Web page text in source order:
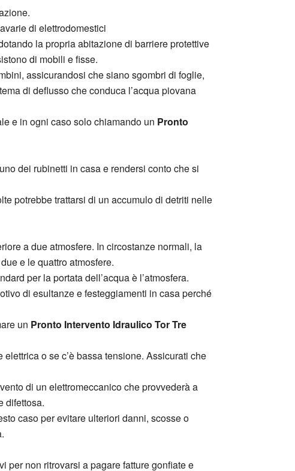
di elettrodomestici
la propria abitazione di barriere protettive
di mobili e fisse.
assicurandosi che siano sgombri di foglie,
di deflusso che conduca l’acqua piovana
e in ogni caso solo chiamando un Pronto
dei rubinetti in casa e rendersi conto che si
potrebbe trattarsi di un accumulo di detriti nelle
a due atmosfere. In circostanze normali, la
e le quattro atmosfere.
per la portata dell’acqua è l’atmosfera.
di esultanze e festeggiamenti in casa perché
un Pronto Intervento Idraulico Tor Tre
o se c’è bassa tensione. Assicurati che
di un elettromeccanico che provvederà a
difettosa.
caso per evitare ulteriori danni, scosse o
per non ritrovarsi a pagare fatture gonfiate e